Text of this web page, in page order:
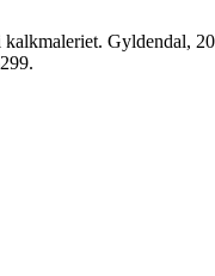
Gyldendal,